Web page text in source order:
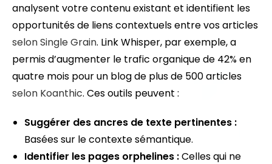
analysent votre contenu existant et identifient les
opportunités de liens contextuels entre vos articles
selon Single Grain. Link Whisper, par exemple, a
permis d’augmenter le trafic organique de 42% en
quatre mois pour un blog de plus de 500 articles
selon Koanthic. Ces outils peuvent :
Suggérer des ancres de texte pertinentes :
Basées sur le contexte sémantique.
Identifier les pages orphelines :Celles qui ne